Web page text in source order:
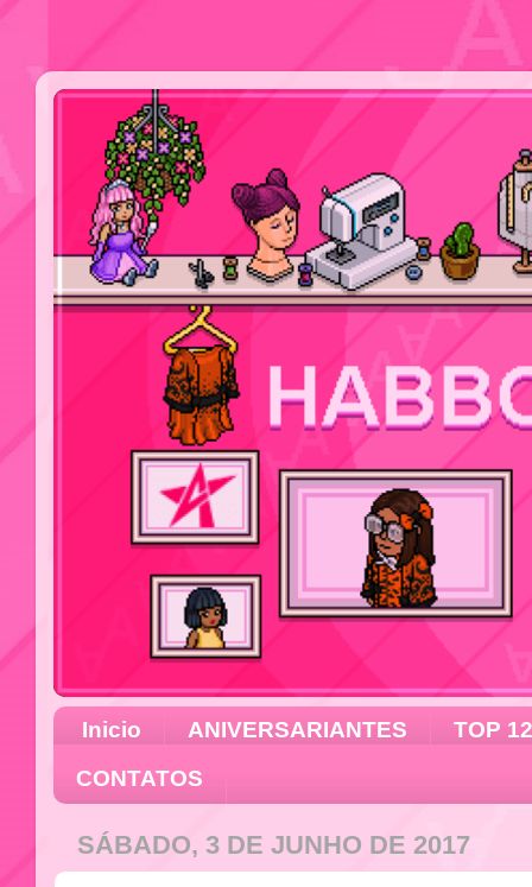
Inicio ANIVERSARIANTES
TOP 12
CONTATOS
SÁBADO, 3 DE JUNHO DE 2017